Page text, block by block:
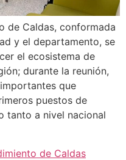
de Caldas, conformada
y el departamento, se
el ecosistema de
durante la reunión,
que
puestos de
tanto a nivel nacional
de Caldas